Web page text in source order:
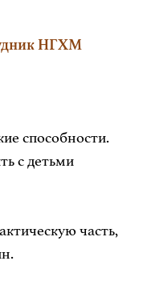
НГХМ
способности.
с детьми
часть,